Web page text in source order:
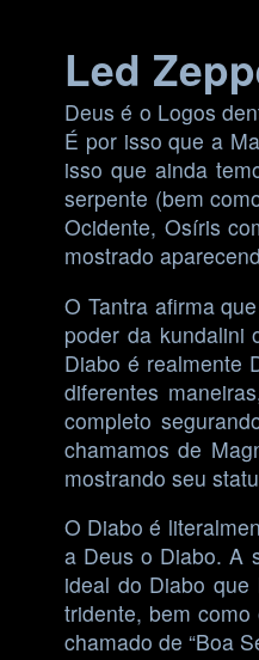
contentLed
Deus é o Logos
É por isso que a
isso que ainda
serpente (bem
Ocidente, Osíris
mostrado
O Tantra afirma
poder da kundalini
Diabo é realmente
diferentes
completo
chamamos de
mostrando seu
O Diabo é
a Deus o Diabo. A
ideal do Diabo
tridente, bem
chamado de “Boa